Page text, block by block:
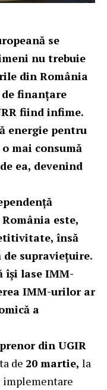
se
nu trebuie
din România
finanțare
fiind infime.
energie pentru
mai consumă
ea, devenind
este,
însă
de supraviețuire.
își lase IMM-
IMM-urilor ar
a
din UGIR
de 20 martie, la
implementare